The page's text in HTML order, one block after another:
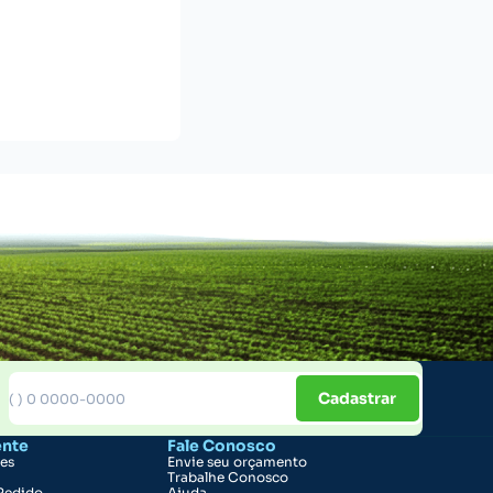
Cadastrar
Fale Conosco
Envie seu orçamento
Trabalhe Conosco